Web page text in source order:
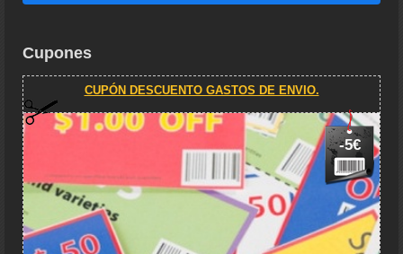
Cupones
CUPÓN DESCUENTO GASTOS DE ENVIO.
-5€